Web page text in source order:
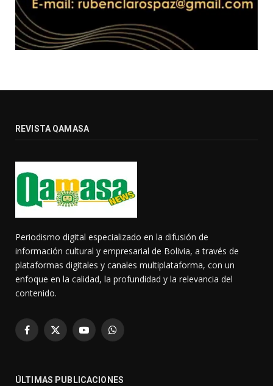
REVISTA QAMASA
Periodismo digital especializado en la difusión de
información cultural y empresarial de Bolivia, a través de
plataformas digitales y canales multiplataforma, con un
enfoque en la calidad, la profundidad y la relevancia del
contenido.
Facebook
X
YouTubeWhatsApp
ÚLTIMAS PUBLICACIONES